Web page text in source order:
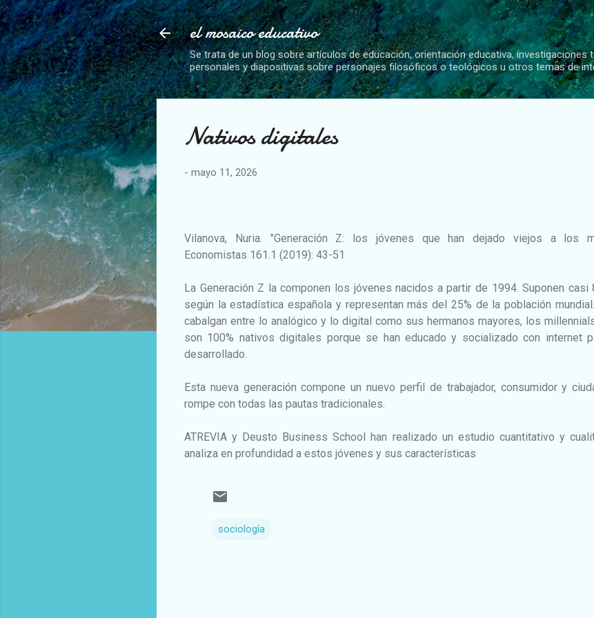
Ir al contenido principal
el mosaico educativo
Se trata de un blog sobre artículos de educación, orientación educativa, investigaciones
personales y diapositivas sobre personajes filosóficos o teológicos u otros temas de
Nativos digitales
- mayo 11, 2026
Vilanova, Nuria. "Generación Z: los jóvenes que han dejado viejos a los
Economistas 161.1 (2019): 43-51
La Generación Z la componen los jóvenes nacidos a partir de 1994. Suponen casi
según la estadística española y representan más del 25% de la población
cabalgan entre lo analógico y lo digital como sus hermanos mayores, los
son 100% nativos digitales porque se han educado y socializado con internet
desarrollado.
Esta nueva generación compone un nuevo perfil de trabajador, consumidor y
rompe con todas las pautas tradicionales.
ATREVIA y Deusto Business School han realizado un estudio cuantitativo y
analiza en profundidad a estos jóvenes y sus características
sociología